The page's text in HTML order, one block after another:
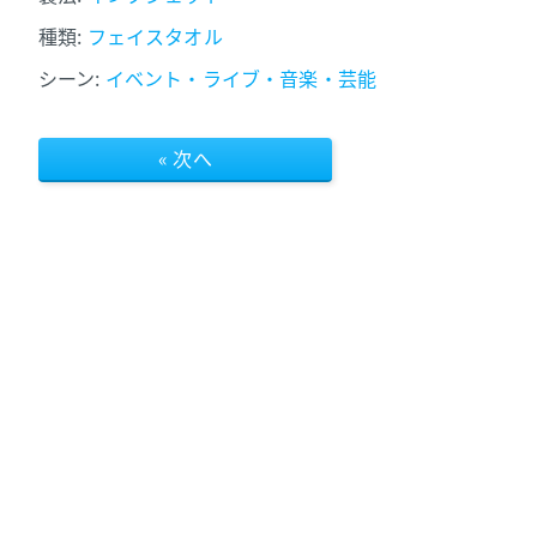
種類: フェイスタオル
シーン: イベント・ライブ・音楽・芸能
« 次へ